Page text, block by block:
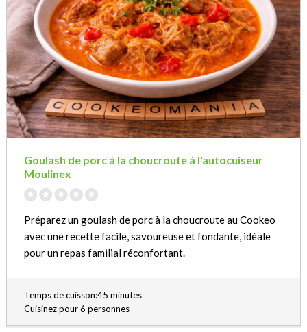
Goulash de porc à la choucroute à l'autocuiseur
Moulinex
Préparez un goulash de porc à la choucroute au Cookeo
avec une recette facile, savoureuse et fondante, idéale
pour un repas familial réconfortant.
Temps de cuisson:45 minutes
Cuisinez pour 6 personnes